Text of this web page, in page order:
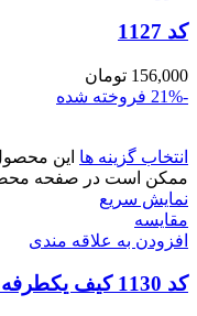
کد 1127
156,000 تومان
-21%
فروخته شده
انتخاب گزینه ها این
ممکن است در صفحه
نمایش سریع
مقايسه
افزودن به علاقه مندی
کد 1130 کیف یکطرفه دخترانه LV